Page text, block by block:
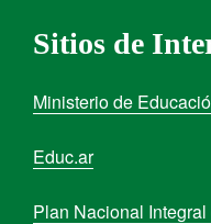
Sitios de
Ministerio de
Educ.ar
Plan Nacional